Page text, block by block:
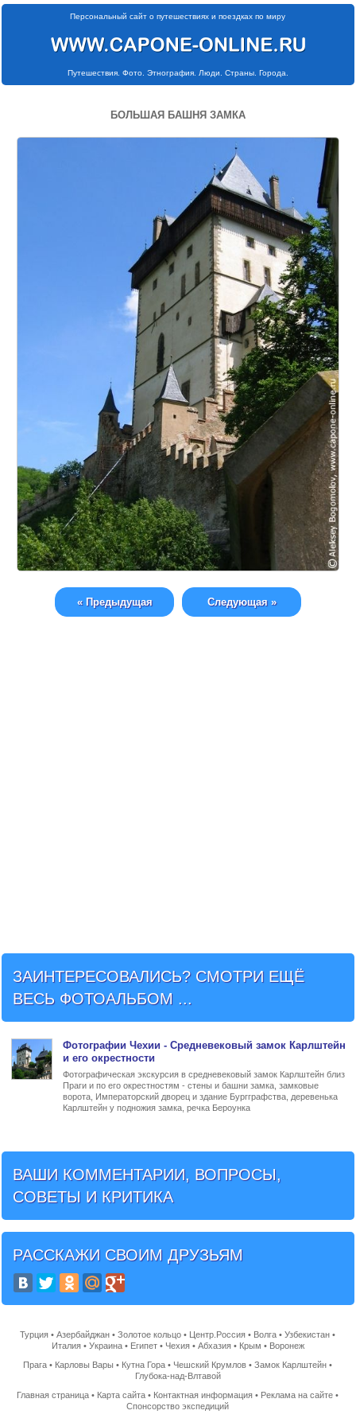
Персональный сайт о путешествиях и поездках по миру
Путешествия. Фото. Этнография. Люди. Страны. Города.
БОЛЬШАЯ БАШНЯ ЗАМКА
« Предыдущая Следующая »
ЗАИНТЕРЕСОВАЛИСЬ? СМОТРИ ЕЩЁ
ВЕСЬ ФОТОАЛЬБОМ ...
Фотографии Чехии - Средневековый замок Карлштейн
и его окрестности
Фотографическая экскурсия в средневековый замок Карлштейн близ
Праги и по его окрестностям - стены и башни замка, замковые
ворота, Императорский дворец и здание Бургграфства, деревенька
Карлштейн у подножия замка, речка Бероунка
ВАШИ КОММЕНТАРИИ, ВОПРОСЫ,
СОВЕТЫ И КРИТИКА
РАССКАЖИ СВОИМ ДРУЗЬЯМ
Турция •Азербайджан •Золотое кольцо • Центр.Россия • Волга •Узбекистан •
Италия• Украина• Египет• Чехия• Абхазия• Крым • Воронеж
Прага • Карловы Вары • Кутна Гора • Чешский Крумлов •Замок Карлштейн •
Глубока-над-Влтавой
Главная страница • Карта сайта • Контактная информация • Реклама на сайте •
Спонсорство экспедиций